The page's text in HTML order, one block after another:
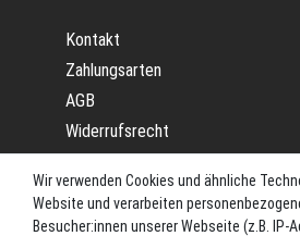
Kontakt
Zahlungsarten
AGB
Widerrufsrecht
Impressum
Datenschutz
Batterieverordnung
Wir verwenden Cookies und ähnliche
Website und verarbeiten
Besucher:innen unserer Webseite (z.B. IP-